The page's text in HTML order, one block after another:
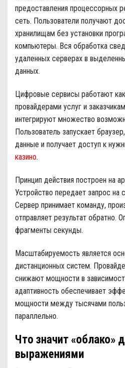
предоставления процессорных
сеть. Пользователи получают
хранилищам без установки
компьютеры. Вся обработка
удаленных серверах в
данных.
Цифровые сервисы работают
провайдерами услуг и
интегрируют множество
Пользователь запускает
данные и получает доступ к
казино.
Принцип действия построен на
Устройство передает запрос на
Сервер принимает команду,
отправляет результат обратно.
фрагменты секунды.
Масштабируемость является
дистанционных систем.
снижают мощности в
адаптивность обеспечивает
мощности между тысячами
параллельно.
Что значит «облако»
выражениями